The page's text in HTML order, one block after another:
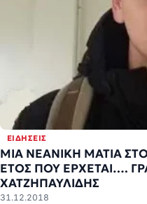
ΕΙΔΉΣΕΙΣ
ΜΙΑ ΝΕΑΝΙΚΗ ΜΑΤΙΑ
ΕΤΟΣ ΠΟΥ ΕΡΧΕΤΑΙ….
ΧΑΤΖΗΠΑΥΛΙΔΗΣ
31.12.2018